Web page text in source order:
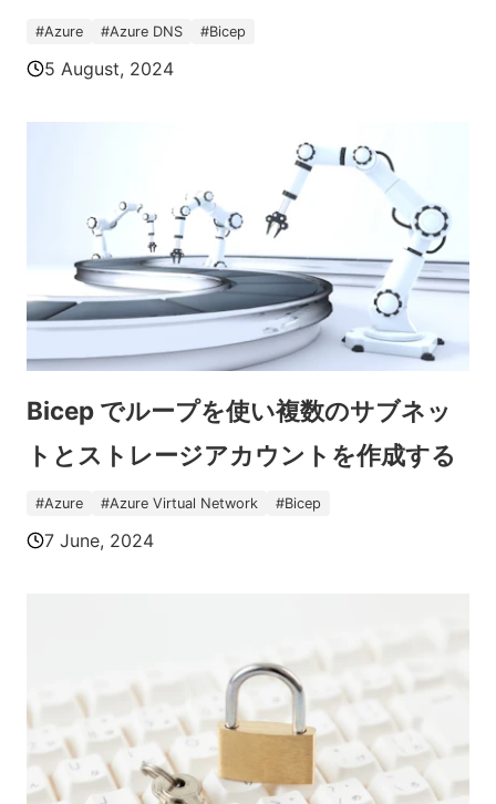
#Azure #Azure DNS #Bicep
5 August, 2024
Bicep でループを使い複数のサブネッ
トとストレージアカウントを作成する
#Azure #Azure Virtual Network #Bicep
7 June, 2024